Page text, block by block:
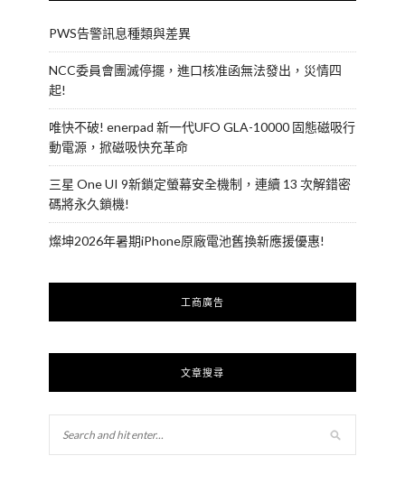
PWS告警訊息種類與差異
NCC委員會團滅停擺，進口核准函無法發出，災情四
起!
唯快不破! enerpad 新一代UFO GLA-10000 固態磁吸行
動電源，掀磁吸快充革命
三星 One UI 9新鎖定螢幕安全機制，連續 13 次解錯密
碼將永久鎖機!
燦坤2026年暑期iPhone原廠電池舊換新應援優惠!
工商廣告
文章搜尋